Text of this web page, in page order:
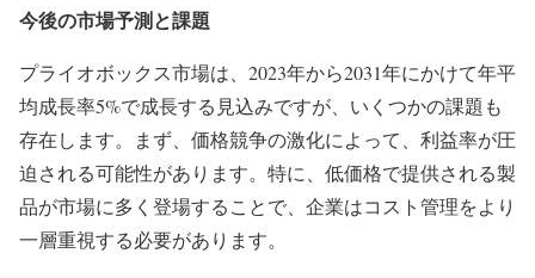
今後の市場予測と課題
プライオボックス市場は、2023年から2031年にかけて年平
均成長率5%で成長する見込みですが、いくつかの課題も
存在します。まず、価格競争の激化によって、利益率が圧
迫される可能性があります。特に、低価格で提供される製
品が市場に多く登場することで、企業はコスト管理をより
一層重視する必要があります。